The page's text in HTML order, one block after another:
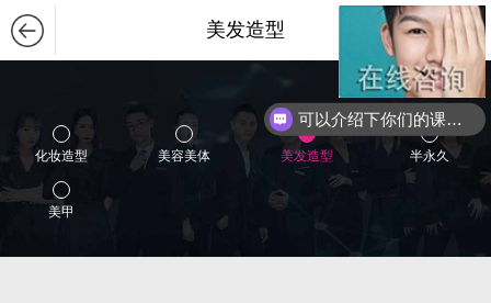
美发造型
化妆造型 美容美体 美发造型 半永久
美甲
可以介绍下你们的课程么？